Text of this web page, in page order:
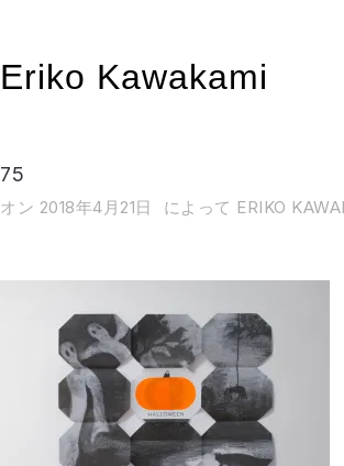
Eriko Kawakami
75
オン 2018年4月21日 によって ERIKO